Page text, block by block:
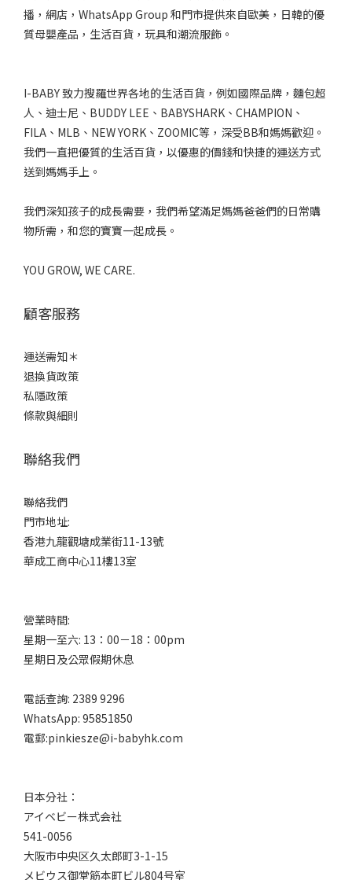
播，網店，WhatsApp Group 和門市提供來自歐美，日韓的優
質母嬰產品，生活百貨，玩具和潮流服飾。
I-BABY 致力搜羅世界各地的生活百貨，例如國際品牌，麵包超
人、迪士尼、BUDDY LEE、BABYSHARK、CHAMPION、
FILA、MLB、NEW YORK、ZOOMIC等，深受BB和媽媽歡迎。
我們一直把優質的生活百貨，以優惠的價錢和快捷的運送方式
送到媽媽手上。
我們深知孩子的成長需要，我們希望滿足媽媽爸爸們的日常購
物所需，和您的寶寶一起成長。
YOU GROW, WE CARE.
顧客服務
運送需知＊
退換貨政策
私隱政策
條款與細則
聯絡我們
聯絡我們
門市地址:
香港九龍觀塘成業街11-13號
華成工商中心11樓13室
營業時間:
星期一至六: 13：00－18：00pm
星期日及公眾假期休息
電話查詢: 2389 9296
WhatsApp: 95851850
電郵:pinkiesze@i-babyhk.com
日本分社：
アイベビー株式会社
541-0056
大阪市中央区久太郎町3-1-15
メビウス御堂筋本町ビル804号室